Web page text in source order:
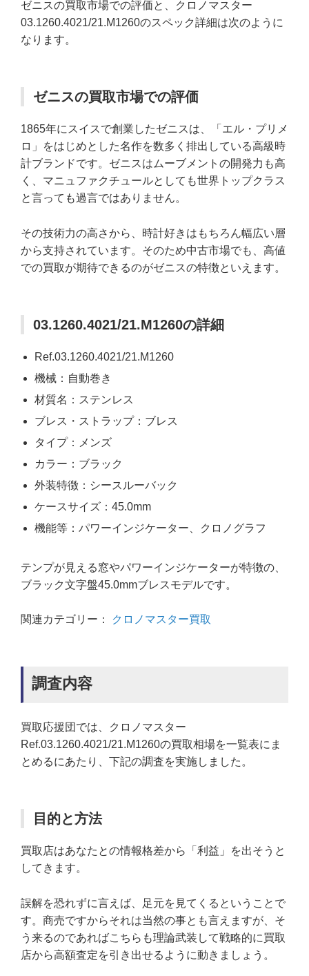
ゼニスの買取市場での評価と、クロノマスター
03.1260.4021/21.M1260のスペック詳細は次のように
なります。
ゼニスの買取市場での評価
1865年にスイスで創業したゼニスは、「エル・プリメ
ロ」をはじめとした名作を数多く排出している高級時
計ブランドです。ゼニスはムーブメントの開発力も高
く、マニュファクチュールとしても世界トップクラス
と言っても過言ではありません。
その技術力の高さから、時計好きはもちろん幅広い層
から支持されています。そのため中古市場でも、高値
での買取が期待できるのがゼニスの特徴といえます。
03.1260.4021/21.M1260の詳細
Ref.03.1260.4021/21.M1260
機械：自動巻き
材質名：ステンレス
ブレス・ストラップ：ブレス
タイプ：メンズ
カラー：ブラック
外装特徴：シースルーバック
ケースサイズ：45.0mm
機能等：パワーインジケーター、クロノグラフ
テンプが見える窓やパワーインジケーターが特徴の、
ブラック文字盤45.0mmブレスモデルです。
関連カテゴリー： クロノマスター買取
調査内容
買取応援団では、クロノマスター
Ref.03.1260.4021/21.M1260の買取相場を一覧表にま
とめるにあたり、下記の調査を実施しました。
目的と方法
買取店はあなたとの情報格差から「利益」を出そうと
してきます。
誤解を恐れずに言えば、足元を見てくるということで
す。商売ですからそれは当然の事とも言えますが、そ
う来るのであればこちらも理論武装して戦略的に買取
店から高額査定を引き出せるように動きましょう。